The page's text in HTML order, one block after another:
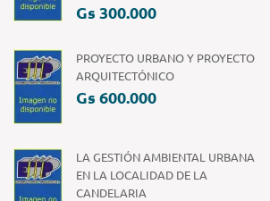
Gs 300.000
PROYECTO URBANO Y PROYECTO
ARQUITECTÓNICO
Gs 600.000
LA GESTIÓN AMBIENTAL URBANA
EN LA LOCALIDAD DE LA
CANDELARIA